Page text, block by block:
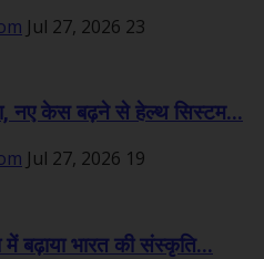
Jul 27, 2026 23
नए केस बढ़ने से हेल्थ सिस्टम...
Jul 27, 2026 19
में बढ़ाया भारत की संस्कृति...